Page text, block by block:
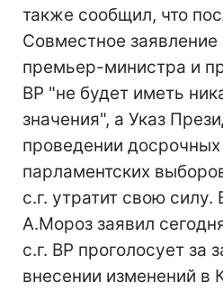
также сообщил, что
Совместное заявление
премьер-министра и
ВР "не будет иметь
значения", а Указ
проведении досрочных
парламентских
с.г. утратит свою
А.Мороз заявил
с.г. ВР проголосует за
внесении изменений в